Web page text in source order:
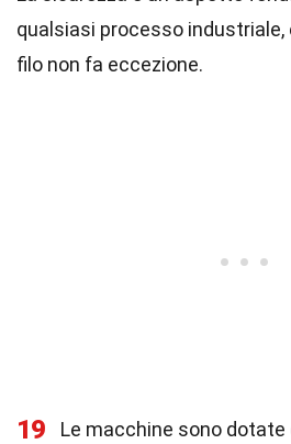
qualsiasi processo
filo non fa eccezione.
19
Le macchine sono